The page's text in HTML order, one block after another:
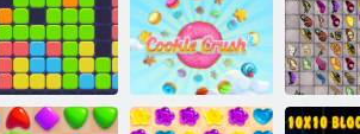
Prakeiktas lobis
2
Vaisių
sutriuškinimas